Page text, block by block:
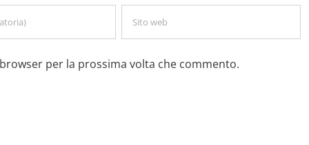
per la prossima volta che commento.